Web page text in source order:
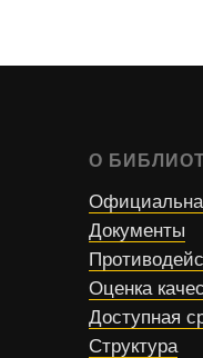
О
Документы
Оценка
Доступная
Структура